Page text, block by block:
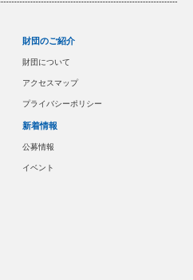
財団のご紹介
財団について
アクセスマップ
プライバシーポリシー
新着情報
公募情報
イベント